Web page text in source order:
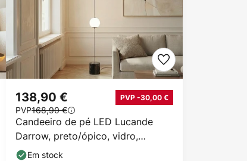
Candeeiro de pé LED Lucande
Darrow, preto/ópico, vidro,
regulável
138,90 € PVP -30,00 €
PVP168,90 €
Em stock